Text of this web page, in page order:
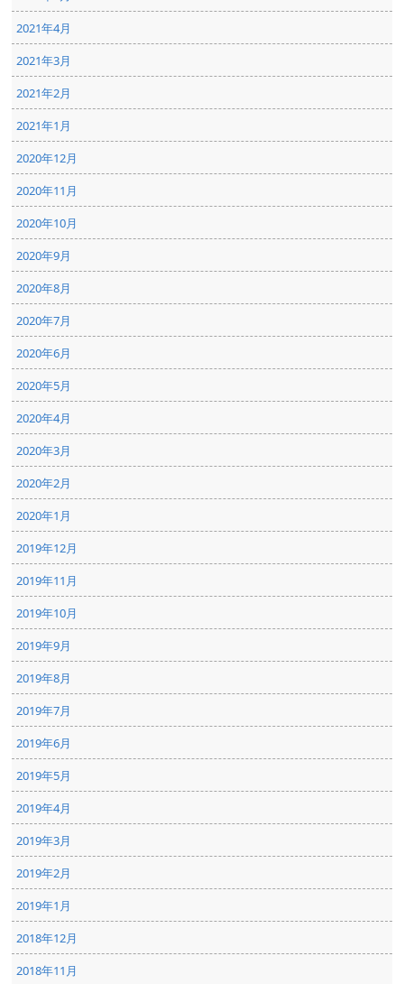
2021年4月
2021年3月
2021年2月
2021年1月
2020年12月
2020年11月
2020年10月
2020年9月
2020年8月
2020年7月
2020年6月
2020年5月
2020年4月
2020年3月
2020年2月
2020年1月
2019年12月
2019年11月
2019年10月
2019年9月
2019年8月
2019年7月
2019年6月
2019年5月
2019年4月
2019年3月
2019年2月
2019年1月
2018年12月
2018年11月